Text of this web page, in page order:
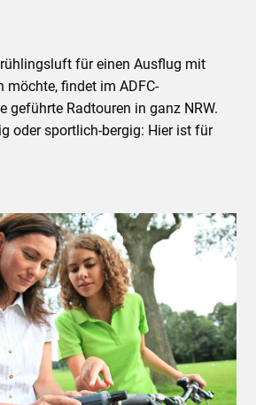
für einen Ausflug mit
möchte, findet im ADFC-
geführte Radtouren in ganz NRW.
oder sportlich-bergig: Hier ist für